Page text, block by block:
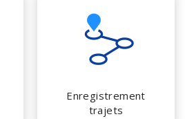
Enregistrement
trajets